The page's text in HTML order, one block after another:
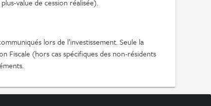
value de cession réalisée).
lors de l’investissement. Seule la
Fiscale (hors cas spécifiques des non-résidents